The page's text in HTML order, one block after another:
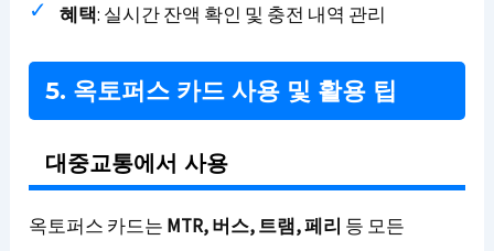
혜택: 실시간 잔액 확인 및 충전 내역 관리
5. 옥토퍼스 카드 사용 및 활용 팁
대중교통에서 사용
옥토퍼스 카드는 MTR, 버스, 트램, 페리 등 모든